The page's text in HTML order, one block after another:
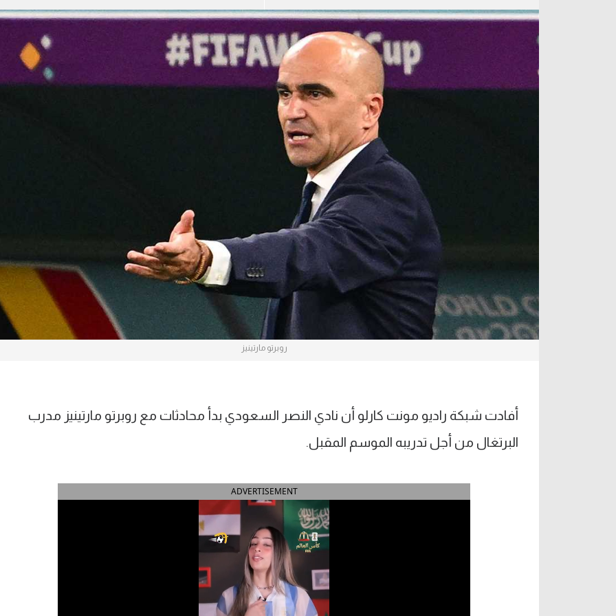
آراء حرة الدوري السعودي للمحترفين
دوري أبطال أوروبا
دوري أبطال إفريقيا
كل البطولات
دوري أبطال أوروبا
القسم الثاني
آسيا
أمريكا
ركن الألعاب
روبرتو مارتينيز
أفادت شبكة راديو مونت كارلو أن نادي النصر السعودي بدأ محادثات مع روبرتو مارتينيز مدرب
البرتغال من أجل تدريبه الموسم المقبل.
ADVERTISEMENT